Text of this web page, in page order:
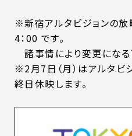
※新宿アルタビジョンの
4：00 です。
諸事情により変更になる
※2月7日（月）はアルタビ
終日休映します。